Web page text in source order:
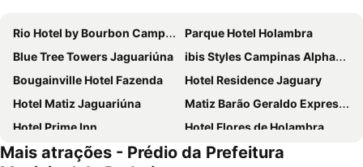
Rio Hotel by Bourbon Campinas
Parque Hotel Holambra
Blue Tree Towers Jaguariúna
ibis Styles Campinas Alphaville
Bougainville Hotel Fazenda
Hotel Residence Jaguary
Hotel Matiz Jaguariúna
Matiz Barão Geraldo Express Hotel
Hotel Prime Inn
Hotel Flores de Holambra
Ancona Center Hotel
Hotel Amsterdam Suites
Mais atrações - Prédio da Prefeitura